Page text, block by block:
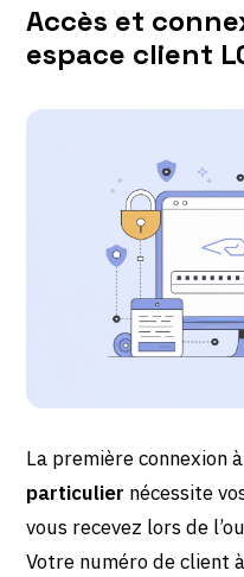
Accès et
espace client
La première connexion
particulier nécessite
vous recevez lors de
Votre numéro de client